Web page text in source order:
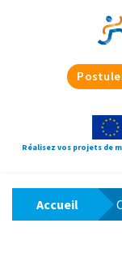
Réalisez vos projets de
Accueil